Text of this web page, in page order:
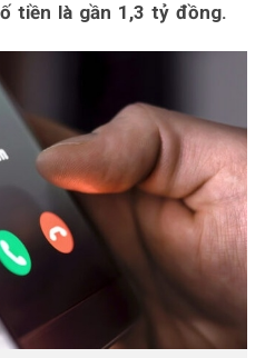
tiền là gần 1,3 tỷ đồng.